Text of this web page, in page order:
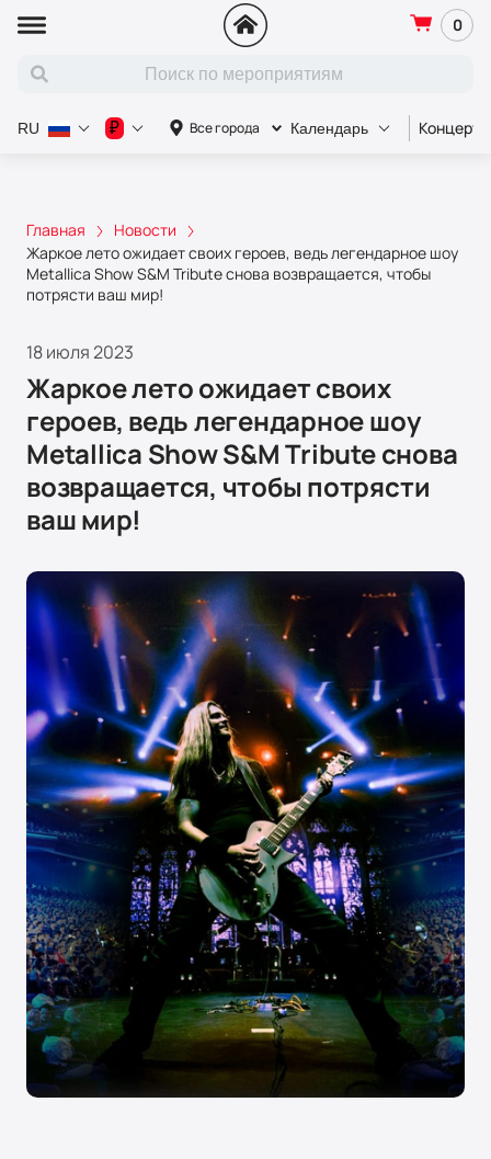
0
Все города Календарь Концерт
RU ₽
Главная
Новости
Жаркое лето ожидает своих героев, ведь легендарное шоу
Metallica Show S&M Tribute снова возвращается, чтобы
потрясти ваш мир!
18 июля 2023
Жаркое лето ожидает своих
героев, ведь легендарное шоу
Metallica Show S&M Tribute снова
возвращается, чтобы потрясти
ваш мир!